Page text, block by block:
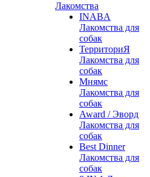
Лакомства
INABA
Лакомства для
собак
ТерриториЯ
Лакомства для
собак
Мнямс
Лакомства для
собак
Award / Эворд
Лакомства для
собак
Best Dinner
Лакомства для
собак